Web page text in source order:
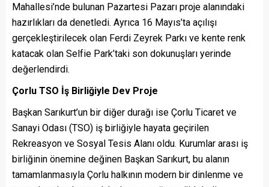
Mahallesi’nde bulunan Pazartesi Pazarı proje alanındaki
hazırlıkları da denetledi. Ayrıca 16 Mayıs’ta açılışı
gerçekleştirilecek olan Ferdi Zeyrek Parkı ve kente renk
katacak olan Selfie Park’taki son dokunuşları yerinde
değerlendirdi.
Çorlu TSO İş Birliğiyle Dev Proje
Başkan Sarıkurt’un bir diğer durağı ise Çorlu Ticaret ve
Sanayi Odası (TSO) iş birliğiyle hayata geçirilen
Rekreasyon ve Sosyal Tesis Alanı oldu. Kurumlar arası iş
birliğinin önemine değinen Başkan Sarıkurt, bu alanın
tamamlanmasıyla Çorlu halkının modern bir dinlenme ve